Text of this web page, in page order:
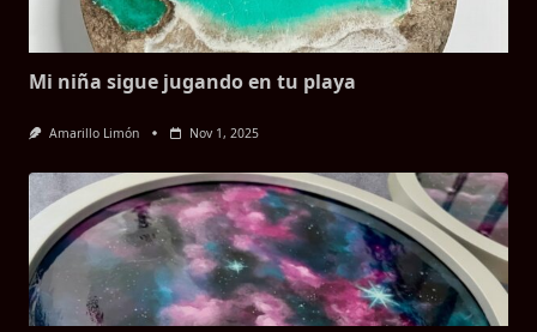
Mi niña sigue jugando en tu playa
Amarillo Limón Nov 1, 2025